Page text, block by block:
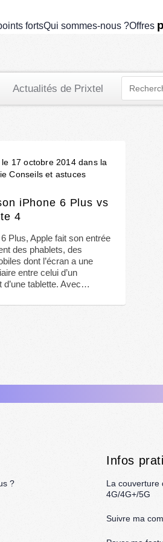
fortsQui sommes-nous ?Offres
Actualités de Prixtel
17 octobre 2014 dans la
Conseils et astuces
iPhone 6 Plus vs
4
Plus, Apple fait son entrée
des phablets, des
dont l’écran a une
entre celui d’un
d’une tablette. Avec…
?
Infos
La couverture
4G/4G+/5G
Suivre ma